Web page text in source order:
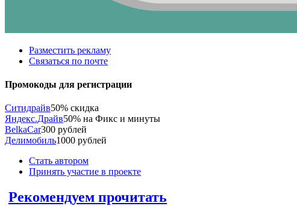
Разместить рекламу
Связаться по почте
Промокоды для регистрации
Ситидрайв50% скидка
Яндекс.Драйв50% на Фикс и минуты
BelkaCar300 рублей
Делимобиль1000 рублей
Стать автором
Принять участие в проекте
Рекомендуем прочитать